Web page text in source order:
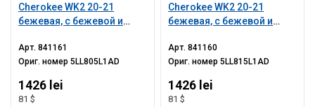
Cherokee WK2 20-21
бежевая, с бежевой и
подлокотник кожа
бежевая, молдинг темное
царапины, потерта,
вмятины, под
Арт.841161
Ориг. номер5LL805L1AD
1426 lei
81 $
Cherokee WK2 20-21
бежевая, с бежевой и
подлокотник кожа
бежевая, молдинг темное
царапины, потерта,
побелел пласт
Арт.841160
Ориг. номер5LL815L1AD
1426 lei
81 $